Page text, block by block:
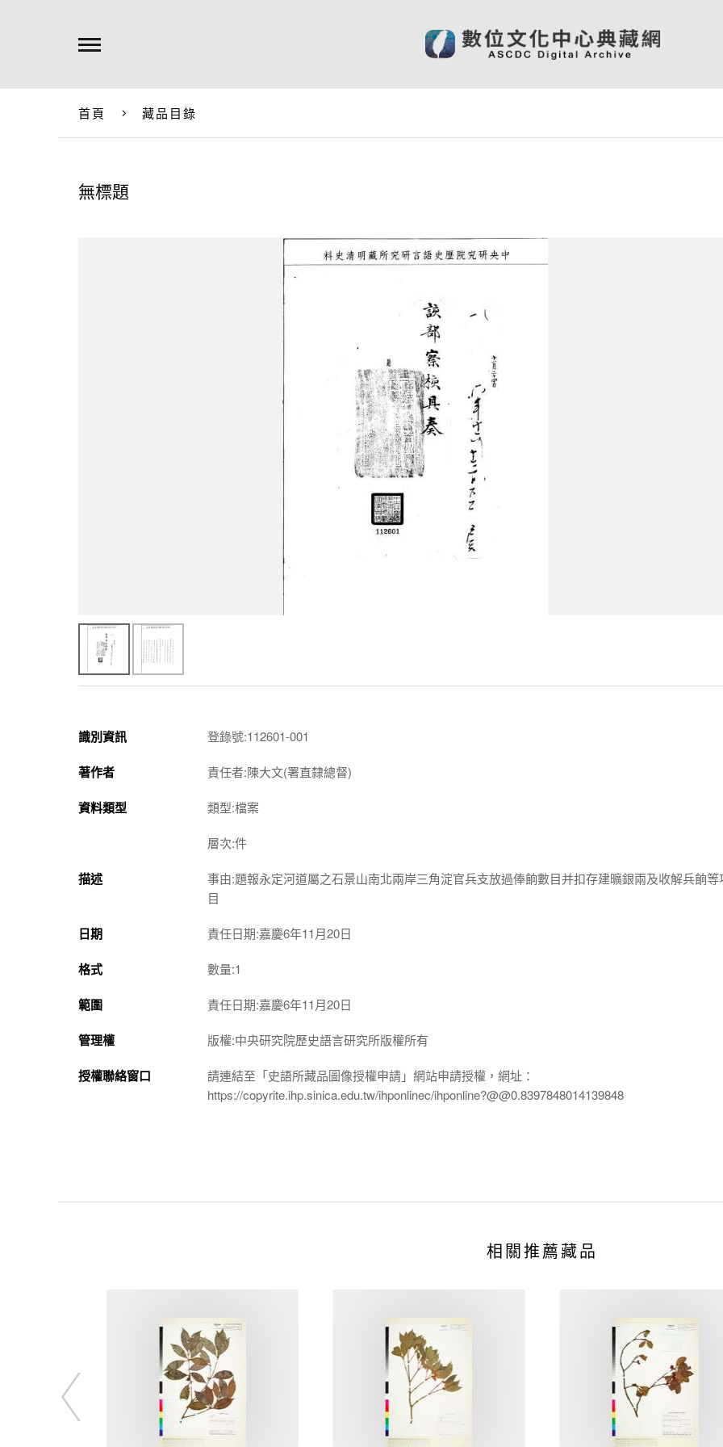
首頁 藏品目錄
無標題
識別資訊 登錄號:112601-001
著作者 責任者:陳大文(署直隸總督)
資料類型 類型:檔案
層次:件
描述
事由:題報永定河道屬之石景山南北兩岸三角淀官兵支放過俸餉數目并扣存建曠銀兩及收解兵餉等
目
日期 責任日期:嘉慶6年11月20日
格式 數量:1
範圍 責任日期:嘉慶6年11月20日
管理權 版權:中央研究院歷史語言研究所版權所有
授權聯絡窗口
請連結至「史語所藏品圖像授權申請」網站申請授權，網址：
https://copyrite.ihp.sinica.edu.tw/ihponlinec/ihponline?@@0.8397848014139848
相關推薦藏品